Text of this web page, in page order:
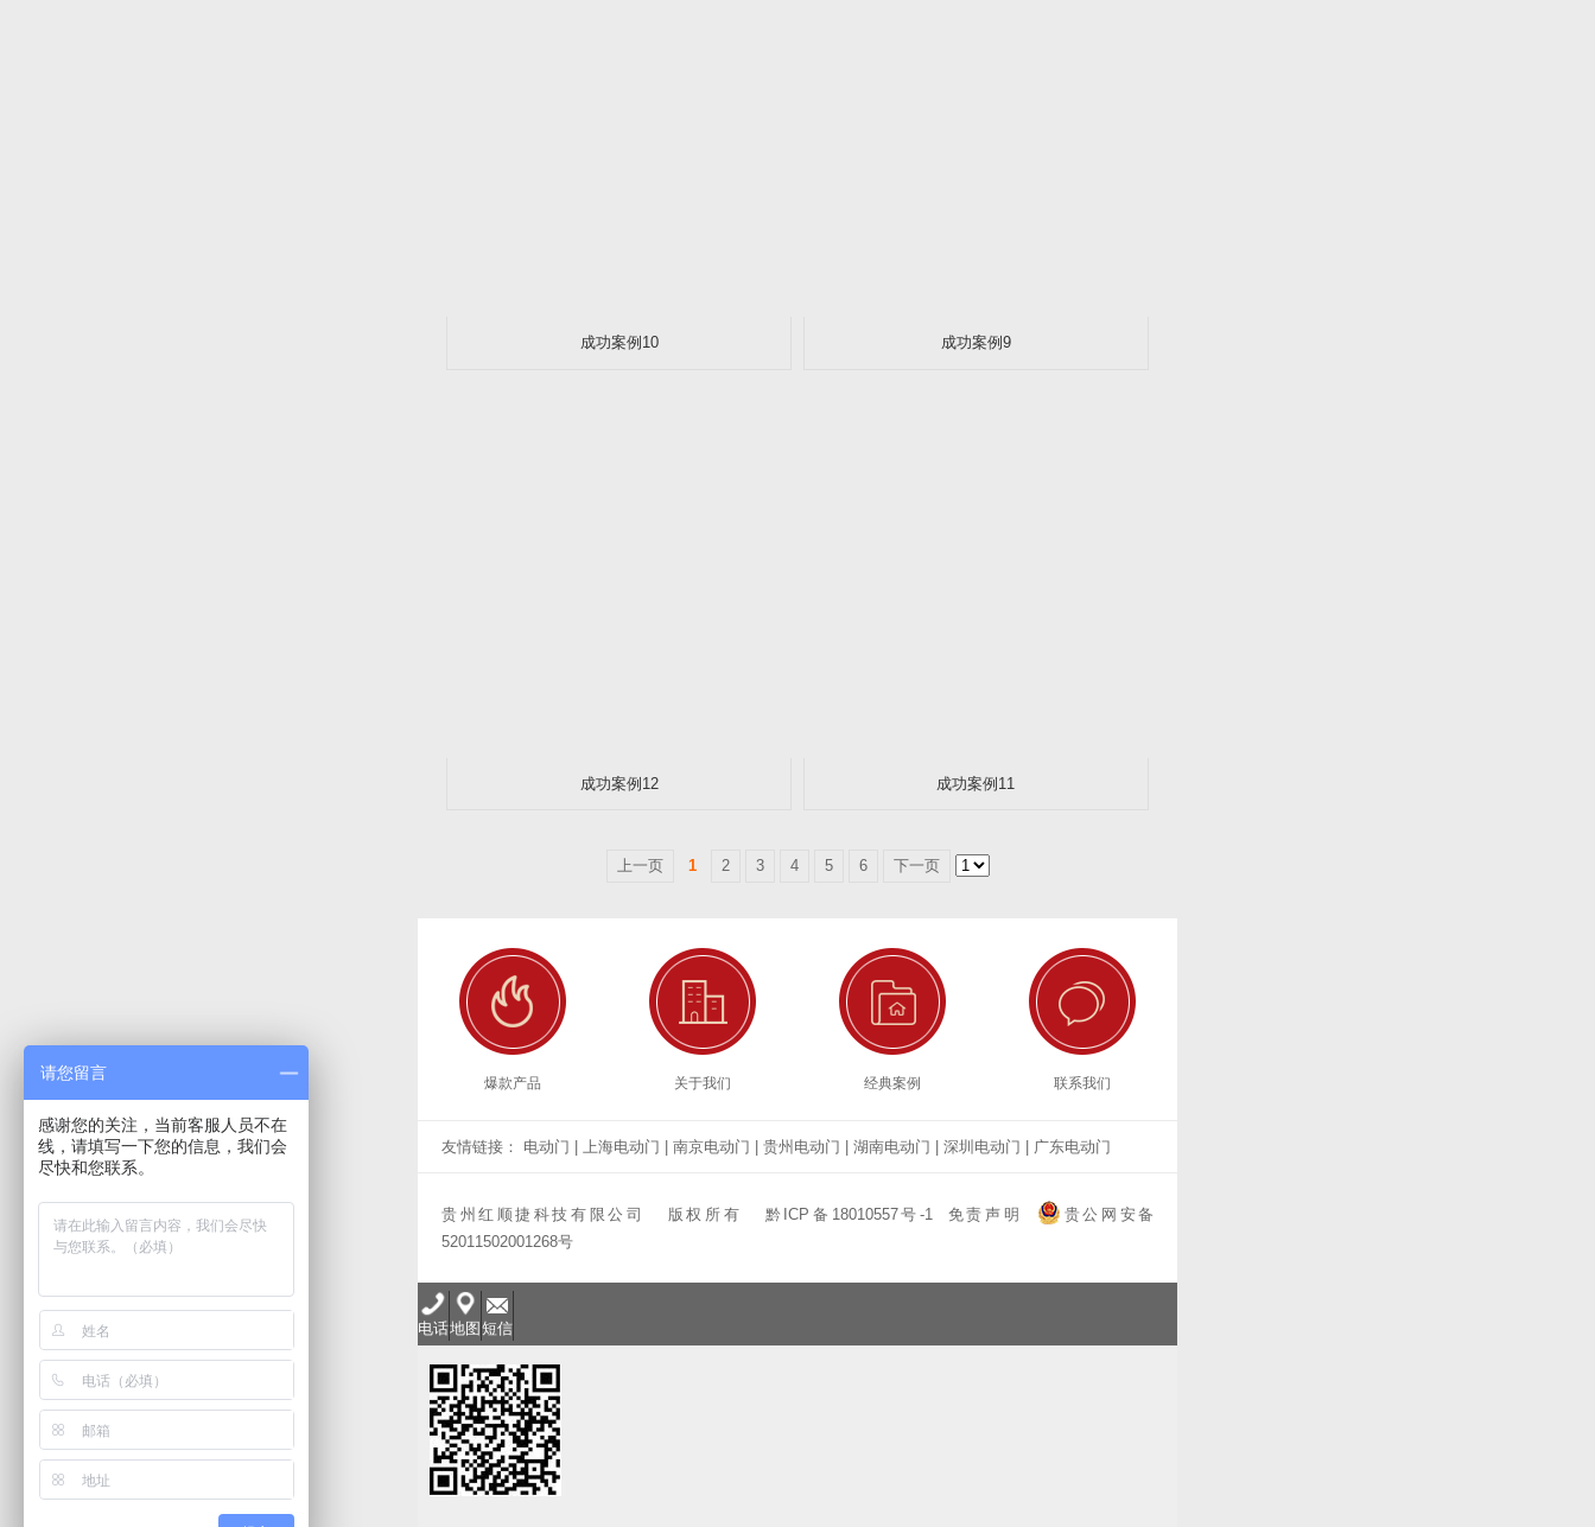
成功案例10 成功案例9
成功案例12 成功案例11
上一页 1 2 3 4 5 6 下一页
爆款产品 关于我们 经典案例 联系我们
友情链接： 电动门 上海电动门 南京电动门 贵州电动门 湖南电动门 深圳电动门 广东电动门
贵州红顺捷科技有限公司 版权所有 黔ICP备18010557号-1 免责声明
贵公网安备
52011502001268号
电话地图 短信
请您留言
感谢您的关注，当前客服人员不在
线，请填写一下您的信息，我们会
尽快和您联系。